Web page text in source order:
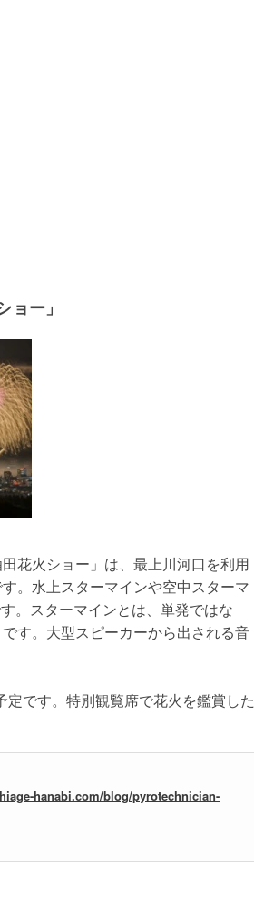
ー」
花火ショー」は、最上川河口を利用
。水上スターマインや空中スターマ
。スターマインとは、単発ではな
す。大型スピーカーから出される音
です。特別観覧席で花火を鑑賞した
hanabi.com/blog/pyrotechnician-